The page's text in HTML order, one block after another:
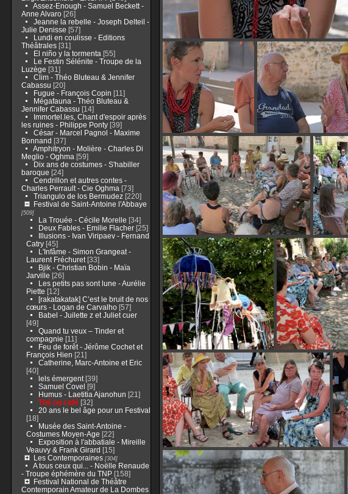
Assez-Enough - Samuel Beckett -
Anne Alvaro[26]
Jeanne la rebelle - Joseph Delteil -
Julie Denisse [57]
Lundi en coulisse - Editions
Théâtrales[31]
El niño y la tormenta [55]
Le Festin Sélénite - Troupe de la
Luzège [31]
Clim - Théo Bluteau & Jennifer
Cabassu [20]
Fugue - François Copin [11]
Mégafauna - Théo Bluteau &
Jennifer Cabassu [14]
Immortel.les, Chant d'espoir après
les ruines - Philippe Ponty[39]
César - Marcel Pagnol - Maxime
Bonnand [37]
Amphitryon - Molière - Charles Di
Meglio - Oghma [59]
Dix ans de costumes - S'habiller
baroque [24]
Cendrillon et autres contes -
Charles Perrault - Cie Oghma [73]
Triangulo de los Bermudez[220]
Festival de Saint-Antoine l'Abbaye
[509]
La Trouée - Cécile Morelle [34]
Deux Fables - Emilie Flacher[25]
Illusions - Ivan Viripaev - Fernand
Catry[45]
L'Infâme - Simon Grangeat -
Laurent Fréchuret[33]
Bjik - Christian Bobin - Maïa
Jarville [26]
Les petits pas sont lune - Aurélie
Piette [12]
[rakatakatak] C’est le bruit de nos
cœurs - Logan de Carvalho[57]
Babel - Juilette z et Juliet cuer
[49]
Quand tu veux – Tinder et
compagnie [11]
Feu de forêt - Jérôme Cochet et
François Hien [21]
Catherine, Marc-Antoine et Eric
[40]
lels émergent[39]
Samuel Covel [9]
Humus - Laetitia Ajanohun [21]
Thé ou café[32]
20 ans le bel âge pour un Festival
[18]
Musée des Saint-Antoine -
Costumes Moyen-Age [22]
Exposition à l'abbatiale - Mireille
Veauvy & Frank Girard [15]
Les Contemporaines[304]
A tous ceux qui... - Noëlle Renaude
- Troupe éphémère du TNP[158]
Festival National de Théâtre
Contemporain Amateur de La Dombes